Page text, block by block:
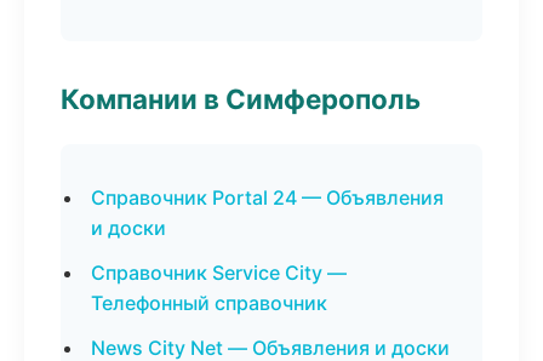
Компании в Симферополь
Справочник Portal 24 — Объявления
и доски
Справочник Service City —
Телефонный справочник
News City Net — Объявления и доски